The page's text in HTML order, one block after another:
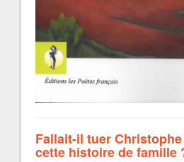
Fallait-il tuer
cette histoire de famille